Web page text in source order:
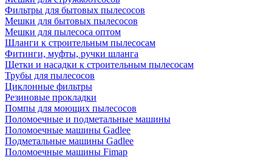
Фильтры для бытовых пылесосов
Мешки для бытовых пылесосов
Мешки для пылесоса оптом
Шланги к строительным пылесосам
Фитинги, муфты, ручки шланга
Щетки и насадки к строительным пылесосам
Трубы для пылесосов
Циклонные фильтры
Резиновые прокладки
Помпы для моющих пылесосов
Поломоечные и подметальные машины
Поломоечные машины Gadlee
Подметальные машины Gadlee
Поломоечные машины Fimap